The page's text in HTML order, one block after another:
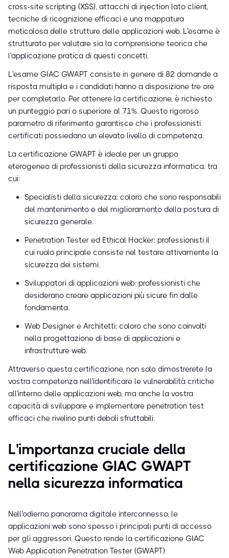
cross-site scripting (XSS), attacchi di injection lato client,
tecniche di ricognizione efficaci e una mappatura
meticolosa delle strutture delle applicazioni web. L'esame è
strutturato per valutare sia la comprensione teorica che
l'applicazione pratica di questi concetti.
L'esame GIAC GWAPT consiste in genere di 82 domande a
risposta multipla e i candidati hanno a disposizione tre ore
per completarlo. Per ottenere la certificazione, è richiesto
un punteggio pari o superiore al 71%. Questo rigoroso
parametro di riferimento garantisce che i professionisti
certificati possiedano un elevato livello di competenza.
La certificazione GWAPT è ideale per un gruppo
eterogeneo di professionisti della sicurezza informatica, tra
cui:
Specialisti della sicurezza: coloro che sono responsabili
del mantenimento e del miglioramento della postura di
sicurezza generale.
Penetration Tester ed Ethical Hacker: professionisti il
cui ruolo principale consiste nel testare attivamente la
sicurezza dei sistemi.
Sviluppatori di applicazioni web: professionisti che
desiderano creare applicazioni più sicure fin dalle
fondamenta.
Web Designer e Architetti: coloro che sono coinvolti
nella progettazione di base di applicazioni e
infrastrutture web.
Attraverso questa certificazione, non solo dimostrerete la
vostra competenza nell'identificare le vulnerabilità critiche
all'interno delle applicazioni web, ma anche la vostra
capacità di sviluppare e implementare penetration test
efficaci che rivelino punti deboli sfruttabili.
L'importanza cruciale della
certificazione GIAC GWAPT
nella sicurezza informatica
Nell'odierno panorama digitale interconnesso, le
applicazioni web sono spesso i principali punti di accesso
per gli aggressori. Questo rende la certificazione GIAC
Web Application Penetration Tester (GWAPT)